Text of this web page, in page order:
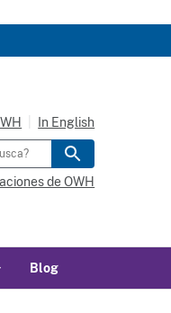
Blog
In English
de OWH